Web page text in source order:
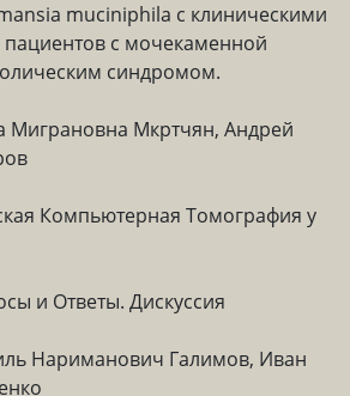
muciniphila с клиническими
пациентов с мочекаменной
синдромом.
Миграновна Мкртчян, Андрей
Компьютерная Томография у
и Ответы. Дискуссия
Нариманович Галимов, Иван